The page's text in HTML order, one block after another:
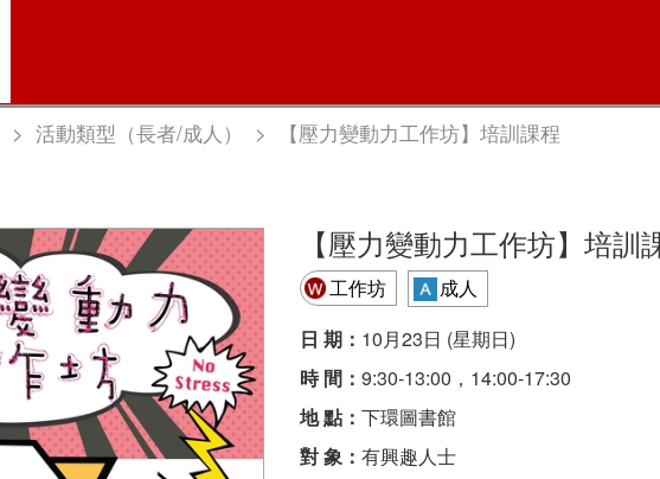
> 活動類型（長者/成人） > 【壓力變動力工作坊】培訓課程
【壓力變動力工作坊】培訓
工作坊
成人
日 期： 10月23日 (星期日)
時 間： 9:30-13:00，14:00-17:30
地 點： 下環圖書館
對 象： 有興趣人士